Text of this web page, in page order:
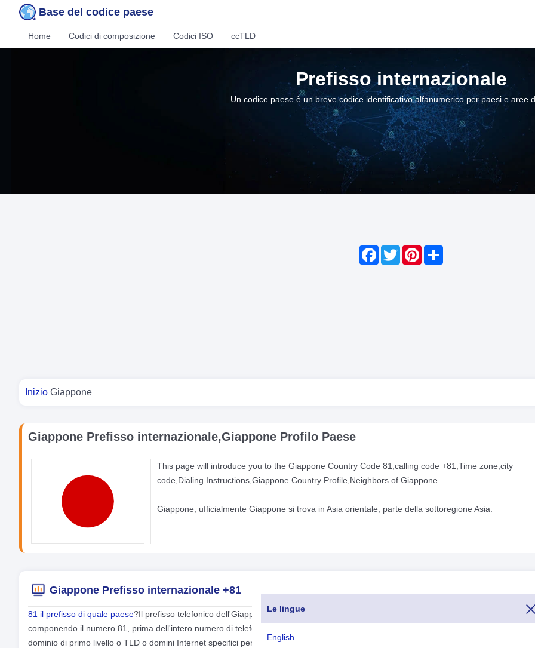
Base del codice paese
Le lingue
English
Home Codici di composizione Codici ISO ccTLD
Prefisso internazionale
Un codice paese è un breve codice identificativo alfanumerico per paesi e aree
Facebook
Twitter
Pinterest
Share
Tu sei qui
Inizio Giappone
Giappone Prefisso internazionale,Giappone Profilo Paese
This page will introduce you to the Giappone Country Code 81,calling code +81,Time zone,city
code,Dialing Instructions,Giappone Country Profile,Neighbors of Giappone
Giappone, ufficialmente Giappone si trova in Asia orientale, parte della sottoregione Asia.
Giappone Prefisso internazionale +81
81 il prefisso di quale paese?Il prefisso telefonico dell'Giappone è il numero 81. Se vuoi chiamare l'Giappone da un altro paese, puoi
componendo il numero 81, prima dell'intero numero di telefono (il prefisso o il prefisso o il prefisso telefonico dell'Giappone inizia con
dominio di primo livello o TLD o domini Internet specifici per Paese per l'Giappone termina con .jp e il nome della valuta dell'Giappone